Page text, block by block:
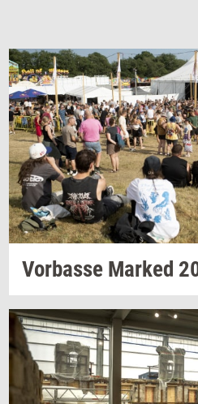
Vor­bas­se Mar­ked